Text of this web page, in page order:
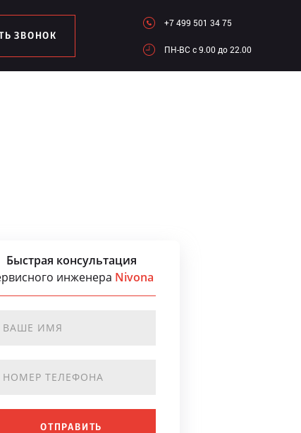
ЗВОНОК
+7 499 501 34 75
ПН-ВC c 9.00 до 22.00
Быстрая консультация
инженера Nivona
ОТПРАВИТЬ